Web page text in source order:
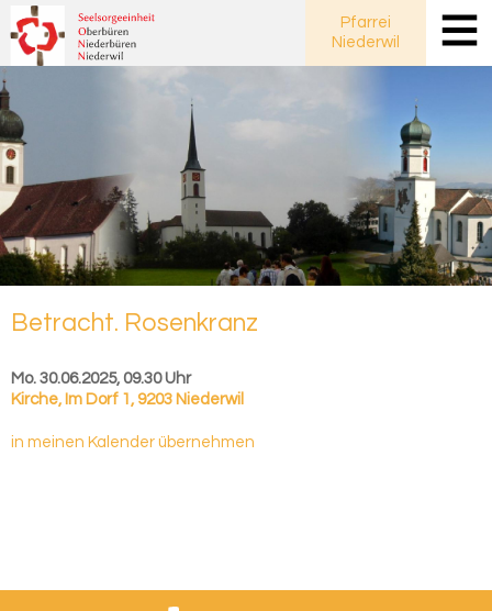
Pfarrei
Niederwil
Be­tracht. Ro­sen­kranz
Mo. 30.06.2025, 09.30 Uhr
Kirche, Im Dorf 1, 9203 Niederwil
in meinen Kalender übernehmen